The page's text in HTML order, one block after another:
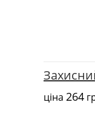
ціна 264